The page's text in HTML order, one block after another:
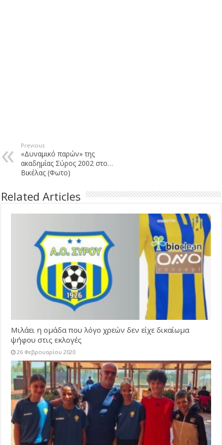
Previous
«Δυναμικό παρών» της
ακαδημίας Σύρος 2002 στο…
Βικέλας (Φωτο)
Related Articles
Μιλάει η ομάδα που λόγο χρεών δεν είχε δικαίωμα
ψήφου στις εκλογές
26 Φεβρουαρίου 2020